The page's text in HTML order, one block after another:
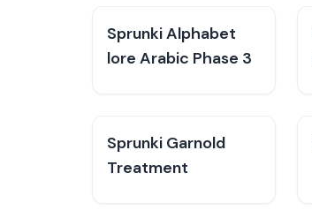
Sprunki Alphabet
lore Arabic Phase 3
Sprunki Garnold
Treatment